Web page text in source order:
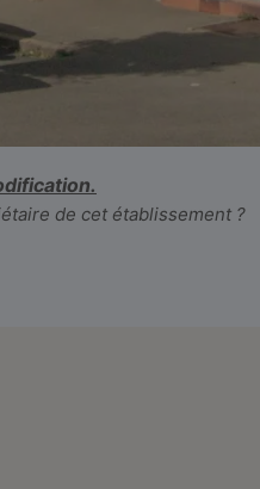
de cet établissement ?